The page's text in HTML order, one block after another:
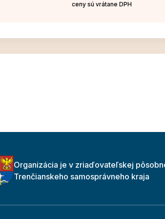
ceny sú vrátane DPH
Organizácia je v zriaďovateľskej
Trenčianskeho samosprávneho kraja